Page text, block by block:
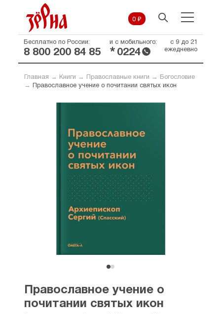
0 ₽
Бесплатно по России:
8 800 200 84 85
и с мобильного:
* 0224
с 9 до 21
ежедневно
Главная → Книги → Православные книги →
Богословие
→
Православное учение о почитании святых икон
Православное учение о
почитании святых икон